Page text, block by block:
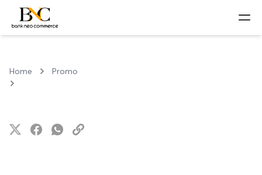
Home Promo